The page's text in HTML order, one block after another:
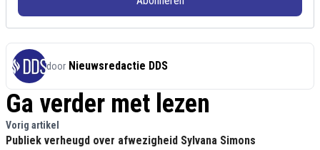
door Nieuwsredactie DDS
Ga verder met lezen
Vorig artikel
Publiek verheugd over afwezigheid Sylvana Simons